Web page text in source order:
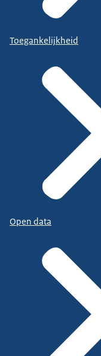
Toegankelijkheid
Open data